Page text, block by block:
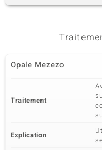
Opale Mezezo
Traitement
Explication